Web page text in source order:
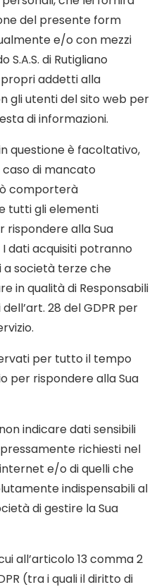
del presente form
e/o con mezzi
S.A.S. di Rutigliano
addetti alla
gli utenti del sito web per
di informazioni.
questione è facoltativo,
di mancato
comporterà
tutti gli elementi
rispondere alla Sua
dati acquisiti potranno
società terze che
in qualità di Responsabili
28 del GDPR per
per tutto il tempo
per rispondere alla Sua
indicare dati sensibili
richiesti nel
e/o di quelli che
indispensabili al
di gestire la Sua
all’articolo 13 comma 2
(tra i quali il diritto di